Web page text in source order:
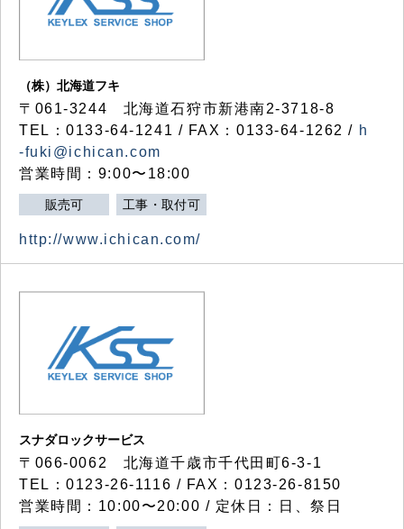
（株）北海道フキ
〒061-3244 北海道石狩市新港南2-3718-8
TEL：0133-64-1241 / FAX：0133-64-1262 / h
-fuki@ichican.com
営業時間：9:00〜18:00
販売可 工事・取付可
http://www.ichican.com/
スナダロックサービス
〒066-0062 北海道千歳市千代田町6-3-1
TEL：0123-26-1116 / FAX：0123-26-8150
営業時間：10:00〜20:00 / 定休日：日、祭日